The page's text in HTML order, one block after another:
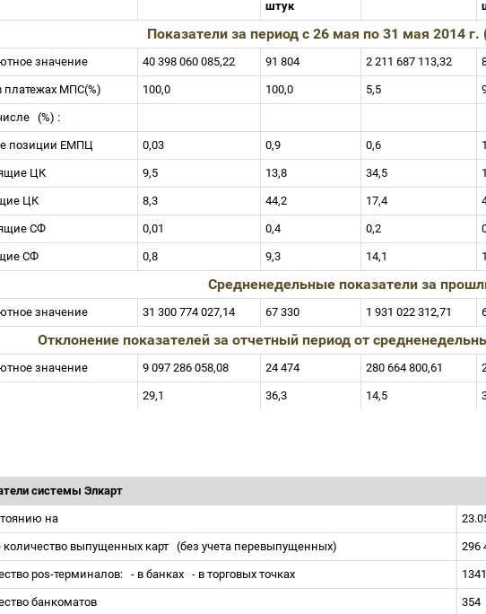
штук
Показатели за период c 26 мая по 31 мая 2014
значение 40 398 060 085,22 91 804 2 211 687 113,32
платежах МПС(%) 100,0 100,0 5,5
(%) :
позиции ЕМПЦ 0,03 0,9 0,6
ЦК 9,5 13,8 34,5
ЦК 8,3 44,2 17,4
СФ 0,01 0,4 0,2
СФ 0,8 9,3 14,1
Средненедельные показатели за
значение 31 300 774 027,14 67 330 1 931 022 312,71
Отклонение показателей за отчетный период от
значение 9 097 286 058,08 24 474 280 664 800,61
29,1 36,3 14,5
системы Элкарт
на
выпущенных карт (без учета перевыпущенных) 296
pos-терминалов: - в банках - в торговых точках 1341
банкоматов 354